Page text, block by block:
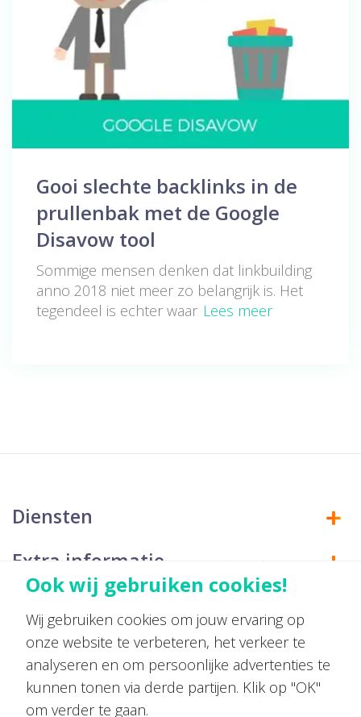
Gooi slechte backlinks in de
prullenbak met de Google
Disavow tool
Sommige mensen denken dat linkbuilding
anno 2018 niet meer zo belangrijk is. Het
tegendeel is echter waar Lees meer
Diensten
Extra informatie
Contact
bo@wux.nl
Ook wij gebruiken cookies!
Wij gebruiken cookies om jouw ervaring op
onze website te verbeteren, het verkeer te
analyseren en om persoonlijke advertenties te
kunnen tonen via derde partijen. Klik op "OK"
om verder te gaan.